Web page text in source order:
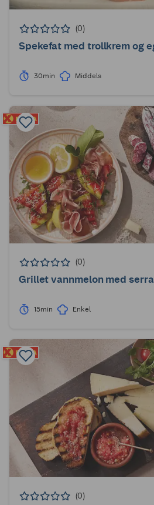
(0)
Spekefat med trollkrem og
30min Middels
(0)
Grillet vannmelon med
15min Enkel
(0)